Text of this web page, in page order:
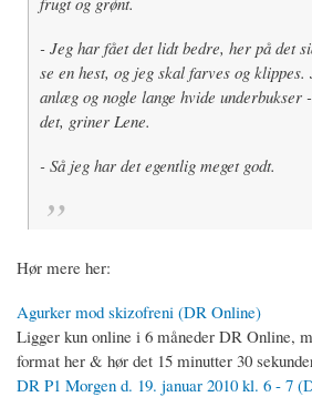
- Jeg har fået det lidt bedre, her på det
se en hest, og jeg skal farves og klippes.
anlæg og nogle lange hvide underbukser
det, griner Lene.
- Så jeg har det egentlig meget godt.
Hør mere her:
Agurker mod skizofreni (DR Online)
Ligger kun online i 6 måneder DR Online,
format her & hør det 15 minutter 30
DR P1 Morgen d. 19. januar 2010 kl. 6 - 7